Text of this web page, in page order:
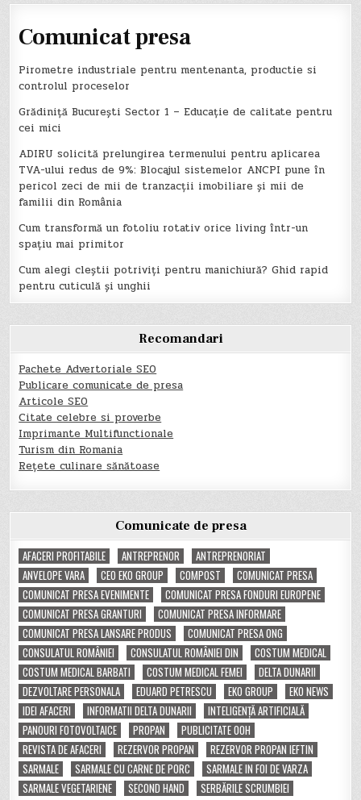
Comunicat presa
Pirometre industriale pentru mentenanta, productie si
controlul proceselor
Grădiniță București Sector 1 – Educație de calitate pentru
cei mici
ADIRU solicită prelungirea termenului pentru aplicarea
TVA-ului redus de 9%: Blocajul sistemelor ANCPI pune în
pericol zeci de mii de tranzacții imobiliare și mii de
familii din România
Cum transformă un fotoliu rotativ orice living într-un
spațiu mai primitor
Cum alegi cleștii potriviți pentru manichiură? Ghid rapid
pentru cuticulă și unghii
Recomandari
Pachete Advertoriale SEO
Publicare comunicate de presa
Articole SEO
Citate celebre si proverbe
Imprimante Multifunctionale
Turism din Romania
Rețete culinare sănătoase
Comunicate de presa
AFACERI PROFITABILE
ANTREPRENOR
ANTREPRENORIAT
ANVELOPE VARA
CEO EKO GROUP COMPOST
COMUNICAT PRESA
COMUNICAT PRESA EVENIMENTE
COMUNICAT PRESA FONDURI EUROPENE
COMUNICAT PRESA GRANTURI
COMUNICAT PRESA INFORMARE
COMUNICAT PRESA LANSARE PRODUS
COMUNICAT PRESA ONG
CONSULATUL ROMÂNIEI
CONSULATUL ROMÂNIEI DIN
COSTUM MEDICAL
COSTUM MEDICAL BARBATI
COSTUM MEDICAL FEMEI
DELTA DUNARII
DEZVOLTARE PERSONALA
EDUARD PETRESCU EKO GROUP
EKO NEWS
IDEI AFACERI
INFORMATII DELTA DUNARII
INTELIGENȚĂ ARTIFICIALĂ
PANOURI FOTOVOLTAICE
PROPAN
PUBLICITATE OOH
REVISTA DE AFACERI
REZERVOR PROPAN
REZERVOR PROPAN IEFTIN
SARMALE
SARMALE CU CARNE DE PORC
SARMALE IN FOI DE VARZA
SARMALE VEGETARIENE
SECOND HAND
SERBĂRILE SCRUMBIEI